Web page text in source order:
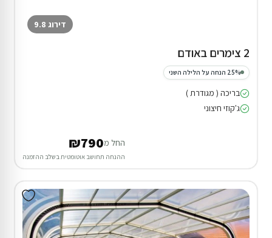
דירוג 9.8
2 צימרים באודם
25% הנחה על הלילה השני
בריכה ( מגודרת )
ג'קוזי חיצוני
החל מ₪790
ההנחה תחושב אוטומטית בשלב ההזמנה